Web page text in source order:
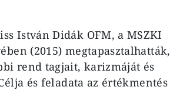
István Didák OFM, a MSZKI
(2015) megtapasztalhatták,
rend tagjait, karizmáját és
és feladata az értékmentés